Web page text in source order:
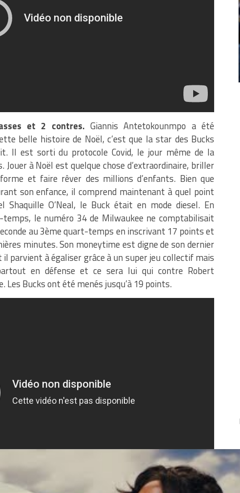
et 2 contres. Giannis Antetokounmpo a été
belle histoire de Noël, c’est que la star des Bucks
Il est sorti du protocole Covid, le jour même de la
Jouer à Noël est quelque chose d’extraordinaire, briller
et faire rêver des millions d’enfants. Bien que
son enfance, il comprend maintenant à quel point
Shaquille O’Neal, le Buck était en mode diesel. En
le numéro 34 de Milwaukee ne comptabilisait
au 3ème quart-temps en inscrivant 17 points et
minutes. Son moneytime est digne de son dernier
parvient à égaliser grâce à un super jeu collectif mais
en défense et ce sera lui qui contre Robert
Les Bucks ont été menés jusqu’à 19 points.